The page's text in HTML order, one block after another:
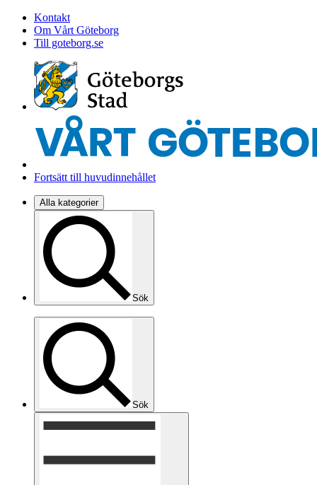
Kontakt
Om Vårt Göteborg
Till goteborg.se
Fortsätt till huvudinnehållet
Alla kategorier
Sök
Sök